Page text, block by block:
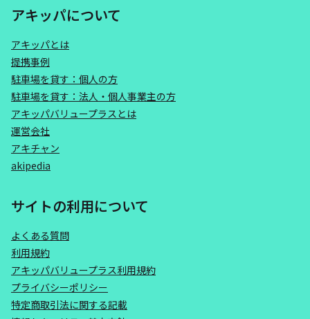
アキッパについて
アキッパとは
提携事例
駐車場を貸す：個人の方
駐車場を貸す：法人・個人事業主の方
アキッパバリュープラスとは
運営会社
アキチャン
akipedia
サイトの利用について
よくある質問
利用規約
アキッパバリュープラス利用規約
プライバシーポリシー
特定商取引法に関する記載